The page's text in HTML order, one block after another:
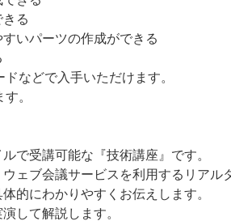
る
いパーツの作成ができる
などで入手いただけます。
。
で受講可能な『技術講座』です。
ェブ会議サービスを利用するリアル
的にわかりやすくお伝えします。
して解説します。